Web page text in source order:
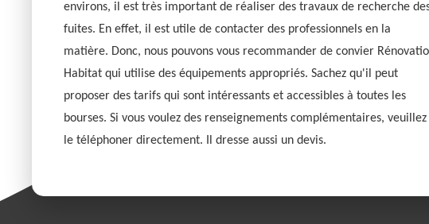
environs, il est très important de réaliser des travaux de recherche
fuites. En effet, il est utile de contacter des professionnels en la
matière. Donc, nous pouvons vous recommander de convier
Habitat qui utilise des équipements appropriés. Sachez qu'il peut
proposer des tarifs qui sont intéressants et accessibles à toutes les
bourses. Si vous voulez des renseignements complémentaires, veuillez
le téléphoner directement. Il dresse aussi un devis.